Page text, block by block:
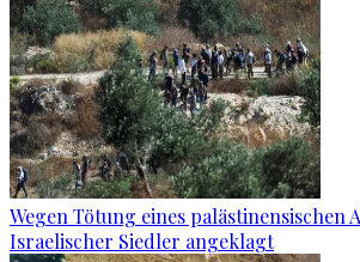
Wegen Tötung eines palästinensischen
Israelischer Siedler angeklagt